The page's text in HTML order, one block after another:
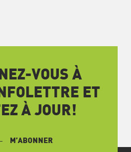
VOUS À
ET
À JOUR!
M’ABONNER